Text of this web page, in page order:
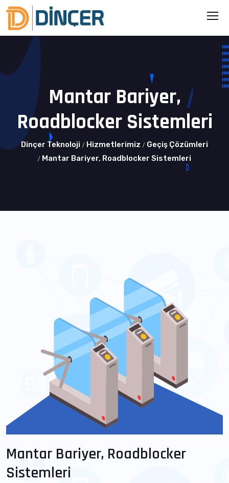
Mantar Bariyer,
Roadblocker Sistemleri
Dinçer Teknoloji Hizmetlerimiz
Geçiş Çözümleri
Mantar Bariyer, Roadblocker Sistemleri
Mantar Bariyer, Roadblocker
Sistemleri